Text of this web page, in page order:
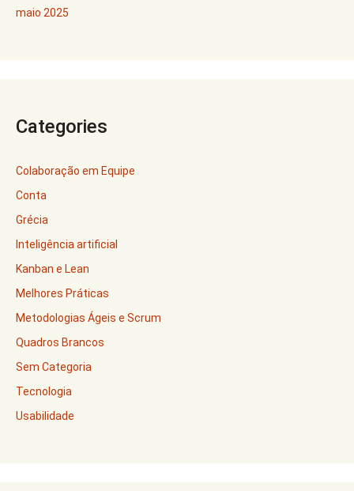
maio 2025
Categories
Colaboração em Equipe
Conta
Grécia
Inteligência artificial
Kanban e Lean
Melhores Práticas
Metodologias Ágeis e Scrum
Quadros Brancos
Sem Categoria
Tecnologia
Usabilidade